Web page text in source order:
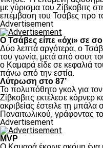
με γύρισμα του Ζίβκοβιτς
επέμβαση του Τσάβες προ
Advertisement
Ο Τσάβες είπε «όχι» σε
Δύο λεπτά αργότερα, ο
του γωνία, μετά από σουτ
ο Καμαρά είδε σε κεφαλιά
πάνω από την εστία.
Λύτρωση στο 87’
Το πολυπόθητο γκολ για
Ζίβκοβιτς εκτέλεσε κόρνερ
ακριβείας έστειλε τη μπάλα
Παναιτωλικού, γράφοντας
Advertisement
MVP